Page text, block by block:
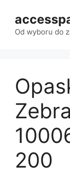
treściOd wyboru do
200